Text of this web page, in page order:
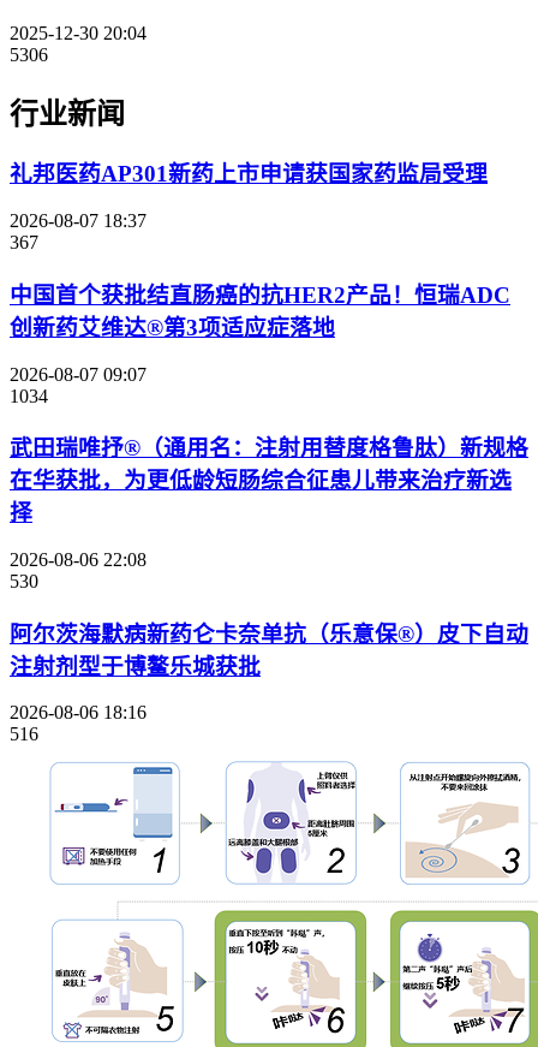
2025-12-30 20:04
5306
行业新闻
礼邦医药AP301新药上市申请获国家药监局受理
2026-08-07 18:37
367
中国首个获批结直肠癌的抗HER2产品！恒瑞ADC
创新药艾维达®第3项适应症落地
2026-08-07 09:07
1034
武田瑞唯抒®（通用名：注射用替度格鲁肽）新规格
在华获批，为更低龄短肠综合征患儿带来治疗新选
择
2026-08-06 22:08
530
阿尔茨海默病新药仑卡奈单抗（乐意保®）皮下自动
注射剂型于博鳌乐城获批
2026-08-06 18:16
516